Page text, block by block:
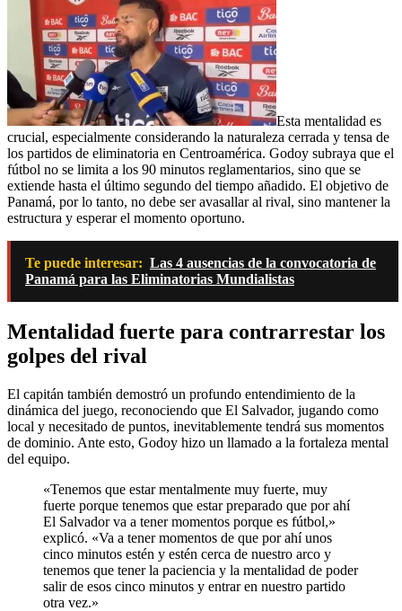
Esta mentalidad es
crucial, especialmente considerando la naturaleza cerrada y tensa de
los partidos de eliminatoria en Centroamérica. Godoy subraya que el
fútbol no se limita a los 90 minutos reglamentarios, sino que se
extiende hasta el último segundo del tiempo añadido. El objetivo de
Panamá, por lo tanto, no debe ser avasallar al rival, sino mantener la
estructura y esperar el momento oportuno.
Te puede interesar: Las 4 ausencias de la convocatoria de
Panamá para las Eliminatorias Mundialistas
Mentalidad fuerte para contrarrestar los
golpes del rival
El capitán también demostró un profundo entendimiento de la
dinámica del juego, reconociendo que El Salvador, jugando como
local y necesitado de puntos, inevitablemente tendrá sus momentos
de dominio. Ante esto, Godoy hizo un llamado a la fortaleza mental
del equipo.
«Tenemos que estar mentalmente muy fuerte, muy
fuerte porque tenemos que estar preparado que por ahí
El Salvador va a tener momentos porque es fútbol,»
explicó. «Va a tener momentos de que por ahí unos
cinco minutos estén y estén cerca de nuestro arco y
tenemos que tener la paciencia y la mentalidad de poder
salir de esos cinco minutos y entrar en nuestro partido
otra vez.»